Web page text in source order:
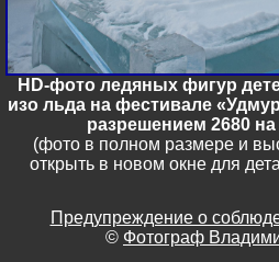
HD-фото ледяных фигур
изо льда на фестивале
разрешением 2680 на
(фото в полном размере и
открыть в новом окне для
Предупреждение о
© Фотограф